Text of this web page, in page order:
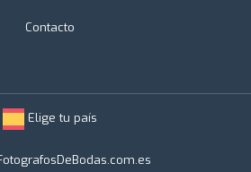
Contacto
Elige tu país